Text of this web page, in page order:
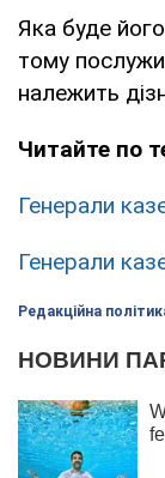
Яка буде
тому
належить
Читайте по
Генерали
Генерали
Редакційна